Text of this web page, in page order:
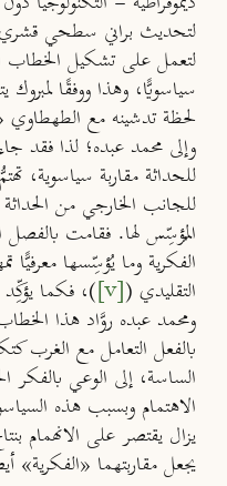
لتحديث براني سطحي
لتعمل على تشكيل الخطاب
سياسويًّا، وهذا ووفقًا
لحظة تدشينه مع الطهطاوي
وإلى محمد عبده؛ لذا فقد
للحداثة مقاربة سياسوية،
للجانب الخارجي من الحداثة
المُؤسِّس لها. فقامت بالفصل
الفكرية وما يُؤسِّسها معرفيًّا
التقليدي ([v] )، فكما
ومحمد عبده روَّاد هذا
بالفعل التعامل مع الغرب
الساسة، إلى الوعي بالفكر
الاهتمام وبسبب هذه
يزال يقتصر على الانهمام
يجعل مقاربتهما «الفكرية»